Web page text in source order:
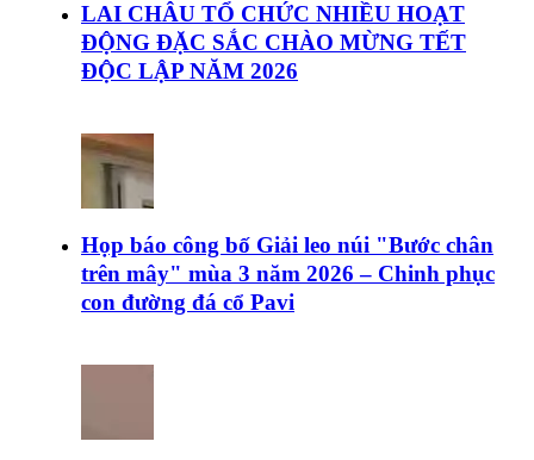
LAI CHÂU TỔ CHỨC NHIỀU HOẠT
ĐỘNG ĐẶC SẮC CHÀO MỪNG TẾT
ĐỘC LẬP NĂM 2026
Họp báo công bố Giải leo núi "Bước chân
trên mây" mùa 3 năm 2026 – Chinh phục
con đường đá cổ Pavi